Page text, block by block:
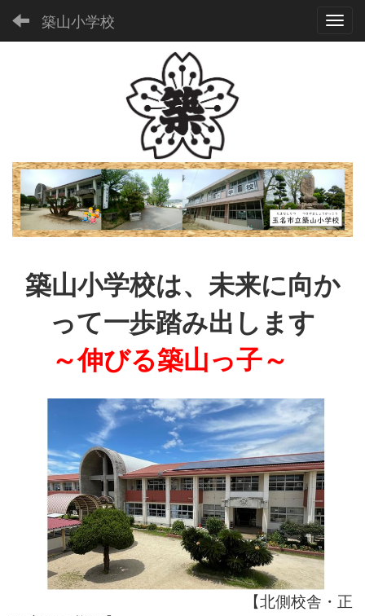
築山小学校
築山小学校は、未来に向か
って一歩踏み出します
～伸びる築山っ子～
【北側校舎・正